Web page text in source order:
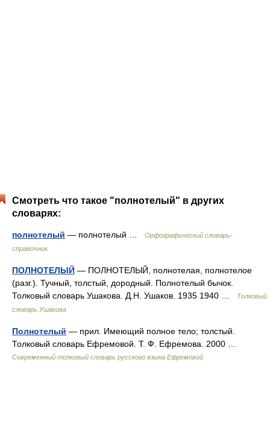
Смотреть что такое "полнотелый" в других
словарях:
полнотелый — полнотелый …
Орфографический словарь-
справочник
ПОЛНОТЕЛЫЙ — ПОЛНОТЕЛЫЙ, полнотелая, полнотелое
(разг.). Тучный, толстый, дородный. Полнотелый бычок.
Толковый словарь Ушакова. Д.Н. Ушаков. 1935 1940 …
Толковый
словарь Ушакова
Полнотелый — прил. Имеющий полное тело; толстый.
Толковый словарь Ефремовой. Т. Ф. Ефремова. 2000 …
Современный толковый словарь русского языка Ефремовой